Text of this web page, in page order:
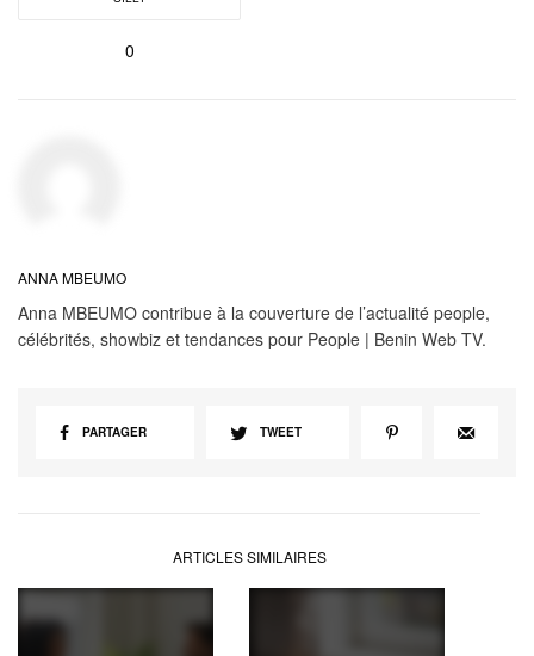
0
ANNA MBEUMO
Anna MBEUMO contribue à la couverture de l’actualité people,
célébrités, showbiz et tendances pour People | Benin Web TV.
PARTAGER TWEET
ARTICLES SIMILAIRES